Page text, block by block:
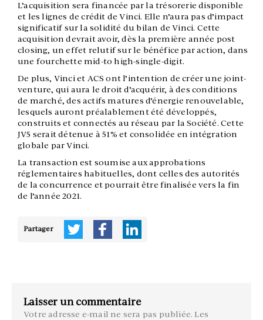
L’acquisition sera financée par la trésorerie disponible
et les lignes de crédit de Vinci. Elle n’aura pas d’impact
significatif sur la solidité du bilan de Vinci. Cette
acquisition devrait avoir, dès la première année post
closing, un effet relutif sur le bénéfice par action, dans
une fourchette mid-to high-single-digit.
De plus, Vinci et ACS ont l’intention de créer une joint-
venture, qui aura le droit d’acquérir, à des conditions
de marché, des actifs matures d’énergie renouvelable,
lesquels auront préalablement été développés,
construits et connectés au réseau par la Société. Cette
JV5 serait détenue à 51% et consolidée en intégration
globale par Vinci.
La transaction est soumise aux approbations
réglementaires habituelles, dont celles des autorités
de la concurrence et pourrait être finalisée vers la fin
de l’année 2021.
Partager
Laisser un commentaire
Votre adresse e-mail ne sera pas publiée. Les